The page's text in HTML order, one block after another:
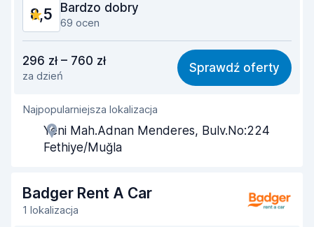
8,5 Bardzo dobry
69 ocen
8,6
Łatwość znalezienia 8,4
Pomocność przedstawiciela
Szybkość odbioru
Czystość samochodu 8,6
296 zł – 760 zł
za dzień
Sprawdź oferty
Najpopularniejsza lokalizacja
Yeni Mah.Adnan Menderes, Bulv.No:224
Fethiye/Muğla
Badger Rent A Car
1 lokalizacja